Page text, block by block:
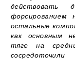
действовать
остальные
как основным
тяге на